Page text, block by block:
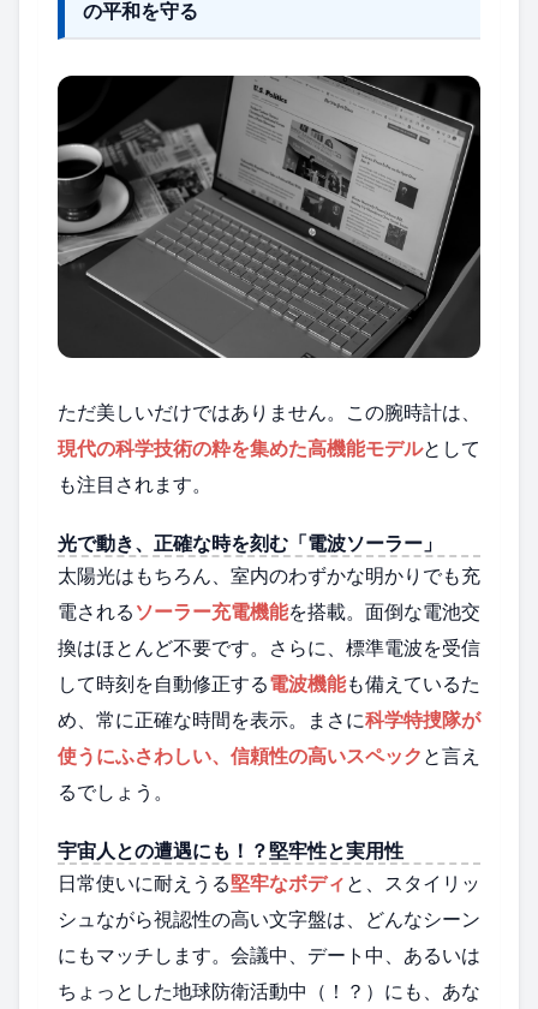
の平和を守る
ただ美しいだけではありません。この腕時計は、
現代の科学技術の粋を集めた高機能モデルとして
も注目されます。
光で動き、正確な時を刻む「電波ソーラー」
太陽光はもちろん、室内のわずかな明かりでも充
電されるソーラー充電機能を搭載。面倒な電池交
換はほとんど不要です。さらに、標準電波を受信
して時刻を自動修正する電波機能も備えているた
め、常に正確な時間を表示。まさに科学特捜隊が
使うにふさわしい、信頼性の高いスペックと言え
るでしょう。
宇宙人との遭遇にも！？堅牢性と実用性
日常使いに耐えうる堅牢なボディと、スタイリッ
シュながら視認性の高い文字盤は、どんなシーン
にもマッチします。会議中、デート中、あるいは
ちょっとした地球防衛活動中（！？）にも、あな